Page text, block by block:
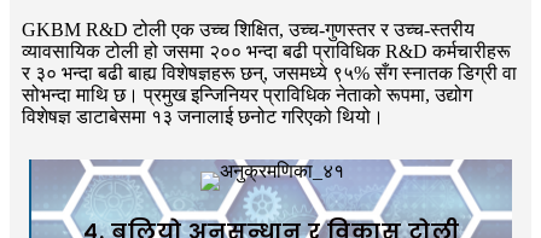
GKBM R&D टोली एक उच्च शिक्षित, उच्च-गुणस्तर र उच्च-स्तरीय
व्यावसायिक टोली हो जसमा २०० भन्दा बढी प्राविधिक R&D कर्मचारीहरू
र ३० भन्दा बढी बाह्य विशेषज्ञहरू छन्, जसमध्ये ९५% सँग स्नातक डिग्री वा
सोभन्दा माथि छ। प्रमुख इन्जिनियर प्राविधिक नेताको रूपमा, उद्योग
विशेषज्ञ डाटाबेसमा १३ जनालाई छनोट गरिएको थियो।
४. बलियो अनुसन्धान र विकास टोली